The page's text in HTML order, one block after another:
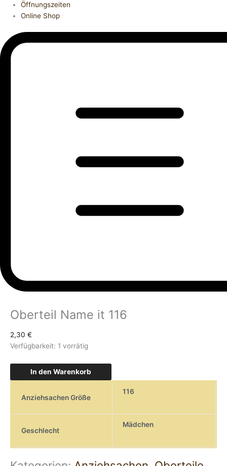
Öffnungszeiten
Online Shop
Oberteil Name it 116
2,30 €
Verfügbarkeit: 1 vorrätig
In den Warenkorb
Anziehsachen Größe
116
Geschlecht
Mädchen